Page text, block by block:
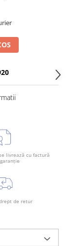
livrează cu factură
de retur